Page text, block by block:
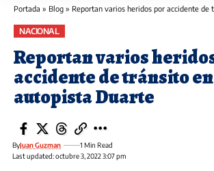
Portada » Blog » Reportan varios heridos por accidente de
NACIONAL
Reportan varios
accidente de tránsito
autopista Duarte
Last updated: octubre 3, 2022 3:07 pm
ByJuan Guzman 1 Min Read